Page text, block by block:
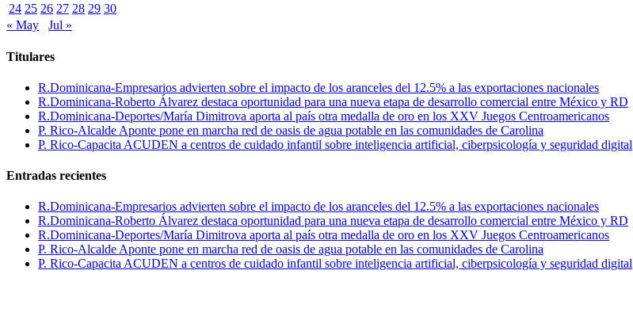
24 25 26 27 28 29 30
« May
Jul »
Titulares
R.Dominicana-Empresarios advierten sobre el impacto de los aranceles del 12.5% a las exportaciones nacionales
R.Dominicana-Roberto Álvarez destaca oportunidad para una nueva etapa de desarrollo comercial entre México y RD
R.Dominicana-Deportes/María Dimitrova aporta al país otra medalla de oro en los XXV Juegos Centroamericanos
P. Rico-Alcalde Aponte pone en marcha red de oasis de agua potable en las comunidades de Carolina
P. Rico-Capacita ACUDEN a centros de cuidado infantil sobre inteligencia artificial, ciberpsicología y seguridad digital
Entradas recientes
R.Dominicana-Empresarios advierten sobre el impacto de los aranceles del 12.5% a las exportaciones nacionales
R.Dominicana-Roberto Álvarez destaca oportunidad para una nueva etapa de desarrollo comercial entre México y RD
R.Dominicana-Deportes/María Dimitrova aporta al país otra medalla de oro en los XXV Juegos Centroamericanos
P. Rico-Alcalde Aponte pone en marcha red de oasis de agua potable en las comunidades de Carolina
P. Rico-Capacita ACUDEN a centros de cuidado infantil sobre inteligencia artificial, ciberpsicología y seguridad digital